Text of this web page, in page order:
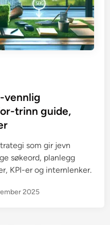
vennlig
trinn guide,
som gir jevn
søkeord, planlegg
KPI-er og internlenker.
2025